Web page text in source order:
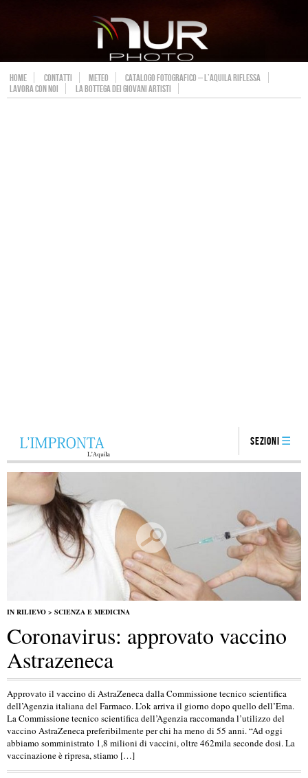
HOME CONTATTI METEO
CATALOGO FOTOGRAFICO – L’AQUILA RIFLESSA
LAVORA CON NOI
LA BOTTEGA DEI GIOVANI ARTISTI
Sezioni
IN RILIEVO > SCIENZA E MEDICINA
Coronavirus: approvato vaccino
Astrazeneca
Approvato il vaccino di AstraZeneca dalla Commissione tecnico scientifica
dell’Agenzia italiana del Farmaco. L’ok arriva il giorno dopo quello dell’Ema.
La Commissione tecnico scientifica dell’Agenzia raccomanda l’utilizzo del
vaccino AstraZeneca preferibilmente per chi ha meno di 55 anni. “Ad oggi
abbiamo somministrato 1,8 milioni di vaccini, oltre 462mila seconde dosi. La
vaccinazione è ripresa, stiamo […]